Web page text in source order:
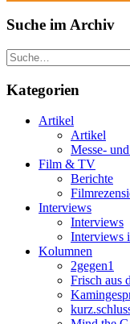
Suche im Archiv
Suche
Kategorien
Artikel
Artikel
Messe-
Film & TV
Berichte
Interviews
Interviews
Interviews
Kolumnen
2gegen1
Frisch aus